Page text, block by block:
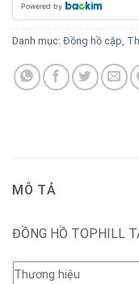
Powered by
Danh mục: Đồng hồ cặp,
MÔ TẢ
ĐỒNG HỒ TOPHILL
Thương hiệu